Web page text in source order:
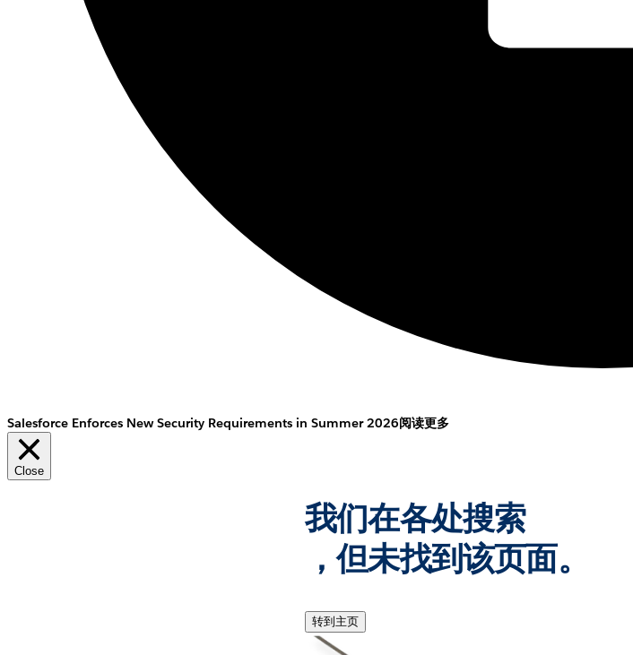
Salesforce Enforces New Security Requirements in Summer 2026阅读更多
Close
我们在各处搜索
，但未找到该页面。
转到主页